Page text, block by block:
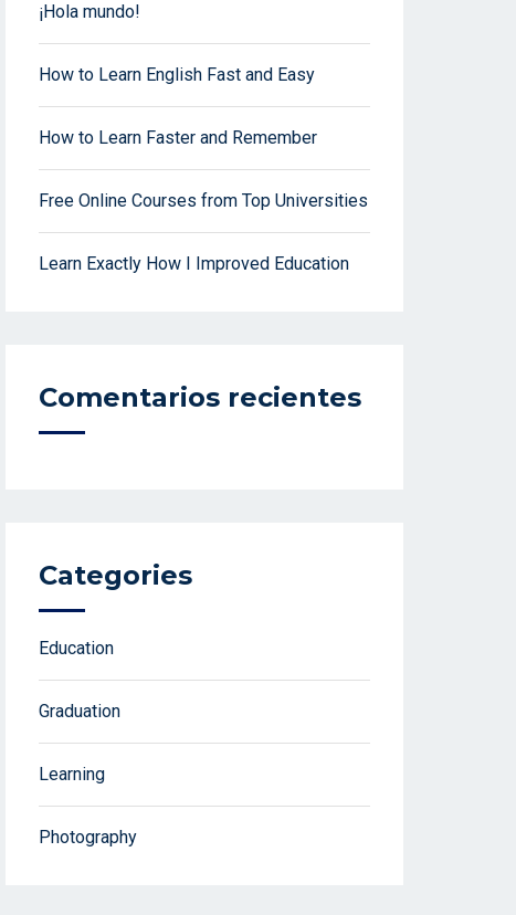
¡Hola mundo!
How to Learn English Fast and Easy
How to Learn Faster and Remember
Free Online Courses from Top Universities
Learn Exactly How I Improved Education
Comentarios recientes
Categories
Education
Graduation
Learning
Photography